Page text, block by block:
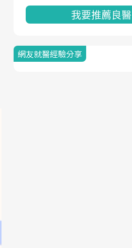
我要推薦良醫
網友就醫經驗分享